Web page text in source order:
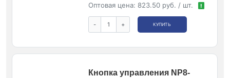
Оптовая цена: 823.50 руб. / шт. !
- + КУПИТЬ
Кнопка управления NP8-